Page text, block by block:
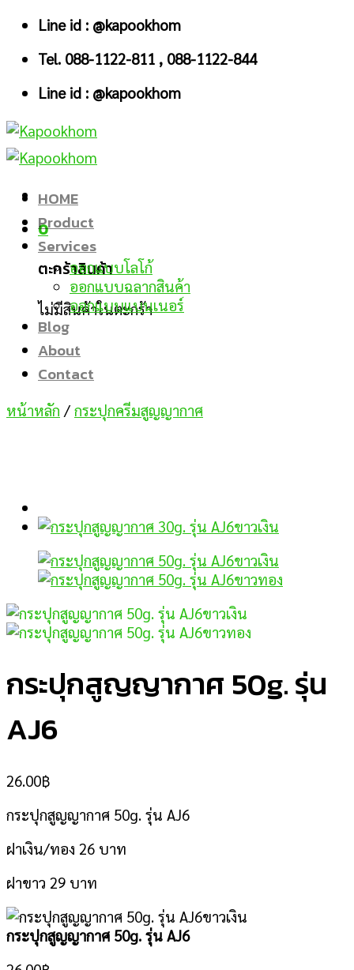
Skip
content
Line id : @kapookhom
Tel. 088-1122-811 , 088-1122-844
Line id : @kapookhom
0
ตะกร้าสินค้า
ไม่มีสินค้าในตะกร้า
HOME
Product
Services
ออกแบบโลโก้
ออกแบบฉลากสินค้า
ออกแบบแบนเนอร์
Blog
About
Contact
หน้าหลัก / กระปุกครีมสูญญากาศ
กระปุกสูญญากาศ 50g. รุ่น
AJ6
26.00฿
กระปุกสูญญากาศ 50g. รุ่น AJ6
ฝาเงิน/ทอง 26 บาท
ฝาขาว 29 บาท
กระปุกสูญญากาศ 50g. รุ่น AJ6